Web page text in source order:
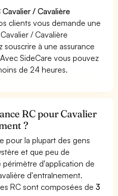
/ Cavalière
clients vous demande une
/ Cavalière
à une assurance
SideCare vous pouvez
de 24 heures.
RC pour Cavalier
?
pour la plupart des gens
et que peu de
d'application de
d'entraînement.
RC sont composées de3